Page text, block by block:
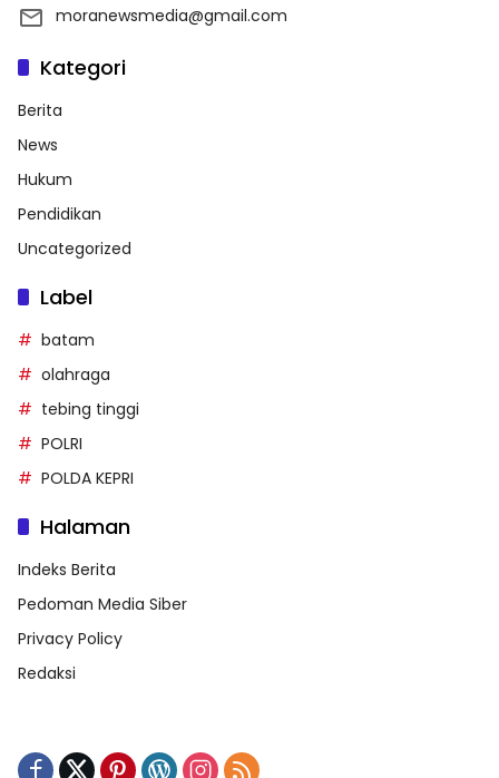
moranewsmedia@gmail.com
Kategori
Berita
News
Hukum
Pendidikan
Uncategorized
Label
batam
olahraga
tebing tinggi
POLRI
POLDA KEPRI
Halaman
Indeks Berita
Pedoman Media Siber
Privacy Policy
Redaksi